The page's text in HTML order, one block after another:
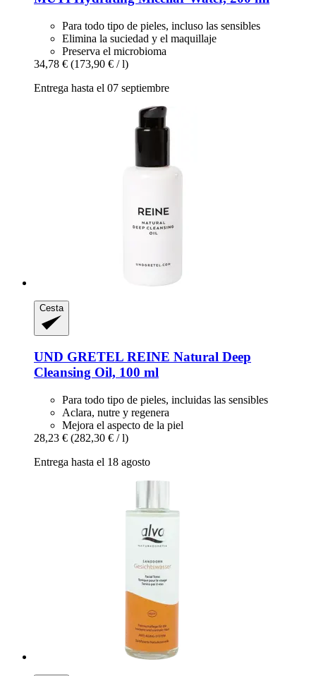
Para todo tipo de pieles, incluso las sensibles
Elimina la suciedad y el maquillaje
Preserva el microbioma
34,78 € (173,90 € / l)
Entrega hasta el 07 septiembre
Cesta
UND GRETEL REINE Natural Deep
Cleansing Oil, 100 ml
Para todo tipo de pieles, incluidas las sensibles
Aclara, nutre y regenera
Mejora el aspecto de la piel
28,23 € (282,30 € / l)
Entrega hasta el 18 agosto